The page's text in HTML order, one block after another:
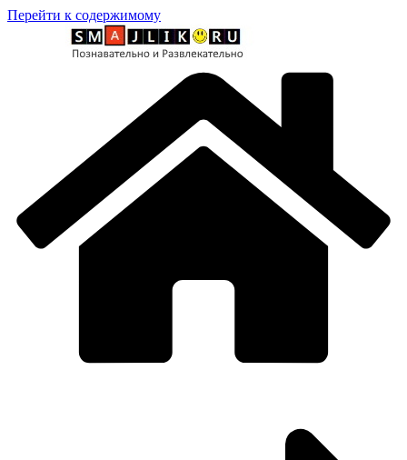
Перейти к содержимому